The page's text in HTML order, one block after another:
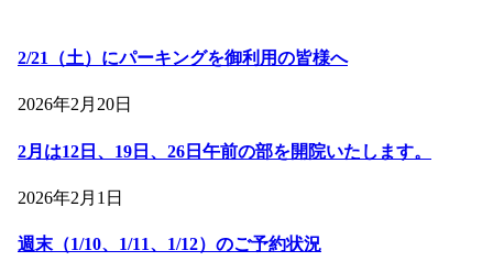
2/21（土）にパーキングを御利用の皆様へ
2026年2月20日
2月は12日、19日、26日午前の部を開院いたします。
2026年2月1日
週末（1/10、1/11、1/12）のご予約状況